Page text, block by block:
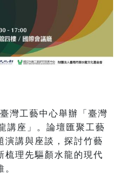
灣工藝中心舉辦「臺灣
講座」。論壇匯聚工藝
演講與座談，探討竹藝
梳理先驅顏水龍的現代